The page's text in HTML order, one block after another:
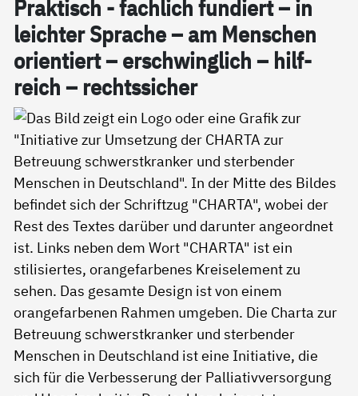
Prak­tisch - fach­lich fun­diert – in
leich­ter Spra­che – am Men­schen
ori­en­tiert – er­schwing­lich – hil­f­
reich – rechts­si­cher